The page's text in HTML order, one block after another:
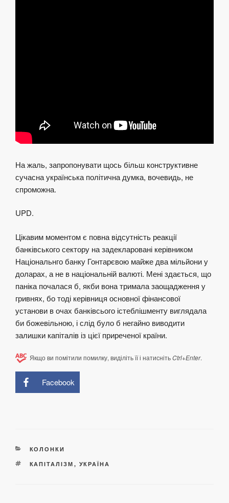
На жаль, запропонувати щось більш конструктивне
сучасна українська політична думка, вочевидь, не
спроможна.
UPD.
Цікавим моментом є повна відсутність реакції
банківського сектору на задекларовані керівником
Національнго банку Гонтарєвою майже два мільйони у
доларах, а не в національній валюті. Мені здається, що
паніка почалася б, якби вона тримала заощадження у
гривнях, бо тоді керівниця основної фінансової
установи в очах банківсього істеблішменту виглядала
би божевільною, і слід було б негайно виводити
залишки капіталів із цієї приреченої країни.
Якщо ви помітили помилку, виділіть її і натиснітьCtrl+Enter.
Facebook
КАТЕГОРІЇ
КОЛОНКИ
ПОЗНАЧКИ
КАПІТАЛІЗМ , УКРАЇНА